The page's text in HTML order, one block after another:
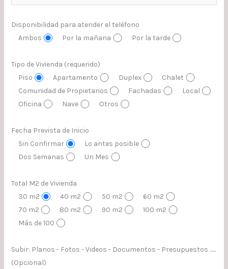
Disponibilidad para atender el teléfono
Ambos
Por la mañana Por la tarde
Tipo de Vivienda (requerido)
Piso
Apartamento Duplex
Chalet
Comunidad de Propietarios
Fachadas
Local
Oficina
Nave Otros
Fecha Prevista de Inicio
Sin Confirmar
Lo antes posible
Dos Semanas
Un Mes
Total M2 de Vivienda
30 m2
40 m2 50 m2
60 m2
70 m2
80 m2 90 m2
100 m2
Más de 100
Subir: Planos - Fotos - Videos - Documentos - Presupuestos ......
(Opcional)